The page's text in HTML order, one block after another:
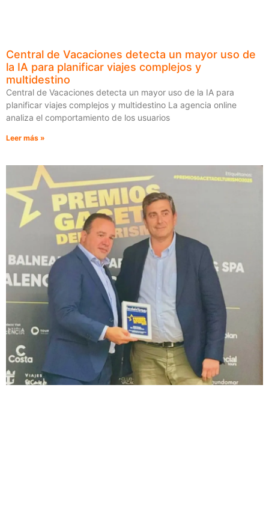
Central de Vacaciones detecta un mayor uso de
la IA para planificar viajes complejos y
multidestino
Central de Vacaciones detecta un mayor uso de la IA para
planificar viajes complejos y multidestino La agencia online
analiza el comportamiento de los usuarios
Leer más »